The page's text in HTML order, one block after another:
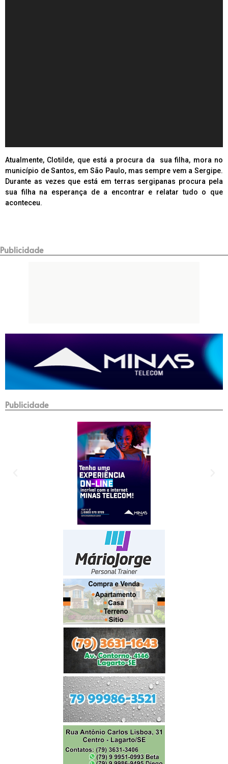
Atualmente, Clotilde, que está a procura da sua filha, mora no
município de Santos, em São Paulo, mas sempre vem a Sergipe.
Durante as vezes que está em terras sergipanas procura pela
sua filha na esperança de a encontrar e relatar tudo o que
aconteceu.
Publicidade
Publicidade